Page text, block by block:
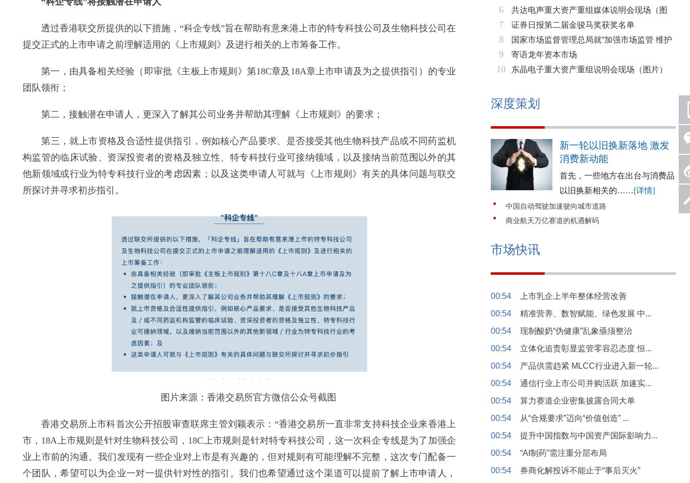
透过香港联交所提供的以下措施，“科企专线”旨在帮助有意来港上市的特专科技公司及生物科技公司在
提交正式的上市申请之前理解适用的《上市规则》及进行相关的上市筹备工作。
第一，由具备相关经验（即审批《主板上市规则》第18C章及18A章上市申请及为之提供指引）的专业
团队领衔；
第二，接触潜在申请人，更深入了解其公司业务并帮助其理解《上市规则》的要求；
第三，就上市资格及合适性提供指引，例如核心产品要求、是否接受其他生物科技产品或不同药监机
构监管的临床试验、资深投资者的资格及独立性、特专科技行业可接纳领域，以及接纳当前范围以外的其
他新领域或行业为特专科技行业的考虑因素；以及这类申请人可就与《上市规则》有关的具体问题与联交
所探讨并寻求初步指引。
图片来源：香港交易所官方微信公众号截图
香港交易所上市科首次公开招股审查联席主管刘颖表示：“香港交易所一直非常支持科技企业来香港上
市，18A上市规则是针对生物科技公司，18C上市规则是针对特专科技公司，这一次科企专线是为了加强企
业上市前的沟通。我们发现有一些企业对上市是有兴趣的，但对规则有可能理解不完整，这次专门配备一
个团队，希望可以为企业一对一提供针对性的指引。我们也希望通过这个渠道可以提前了解上市申请人，
6
7
8
9
10
片）
共达电声重大资产重组媒体说明会现场（图
片）
证券日报第二届金骏马奖获奖名单
国家市场监督管理总局就“加强市场监管 维护
市场秩序”答记者问
寄语龙年资本市场
东晶电子重大资产重组说明会现场（图片）
深度策划
新一轮以旧换新落地 激发
消费新动能
首先，一些地方在出台与消费品
以旧换新相关的……[详情]
中国自动驾驶加速驶向城市道路
商业航天万亿赛道的机遇解码
市场快讯
00:54
上市乳企上半年整体经营改善
00:54
精准营养、数智赋能、绿色发展 中...
00:54
现制酸奶“伪健康”乱象亟须整治
00:54
立体化追责彰显监管零容忍态度 恒...
00:54
产品供需趋紧 MLCC行业进入新一轮...
00:54
通信行业上市公司并购活跃 加速实...
00:54
算力赛道企业密集披露合同大单
00:54
从“合规要求”迈向“价值创造” ...
00:54
提升中国指数与中国资产国际影响力...
00:54
“AI制药”需注重分层布局
00:54
券商化解投诉不能止于“事后灭火”